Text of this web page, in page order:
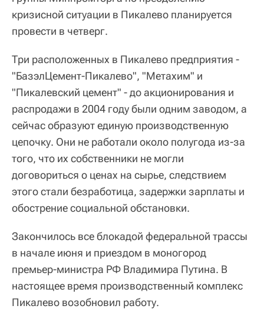
кризисной ситуации в Пикалево планируется
провести в четверг.
Три расположенных в Пикалево предприятия -
"БазэлЦемент-Пикалево", "Метахим" и
"Пикалевский цемент" - до акционирования и
распродажи в 2004 году были одним заводом, а
сейчас образуют единую производственную
цепочку. Они не работали около полугода из-за
того, что их собственники не могли
договориться о ценах на сырье, следствием
этого стали безработица, задержки зарплаты и
обострение социальной обстановки.
Закончилось все блокадой федеральной трассы
в начале июня и приездом в моногород
премьер-министра РФ Владимира Путина. В
настоящее время производственный комплекс
Пикалево возобновил работу.